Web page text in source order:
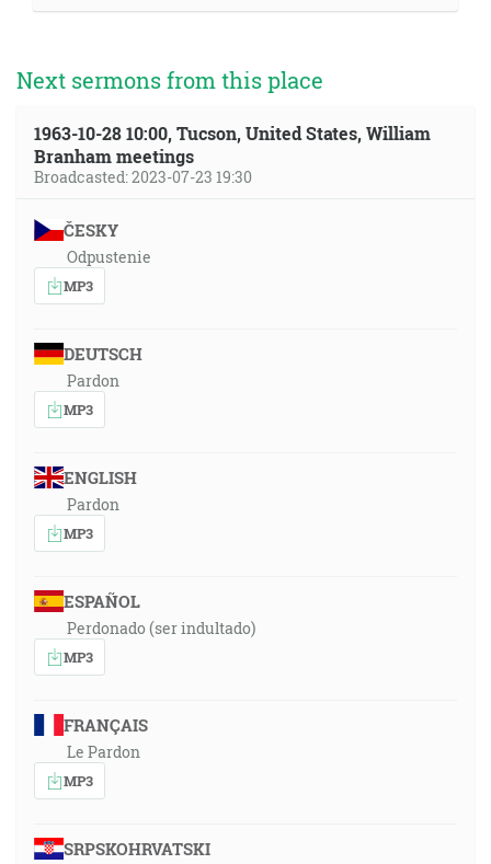
Next sermons from this place
1963-10-28 10:00, Tucson, United States, William
Branham meetings
Broadcasted: 2023-07-23 19:30
ČESKY
Odpustenie
MP3
DEUTSCH
Pardon
MP3
ENGLISH
Pardon
MP3
ESPAÑOL
Perdonado (ser indultado)
MP3
FRANÇAIS
Le Pardon
MP3
SRPSKOHRVATSKI